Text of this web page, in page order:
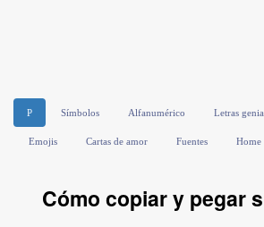
P Símbolos Alfanumérico Letras
Emojis Cartas de amor Fuentes Home
Cómo copiar y pegar